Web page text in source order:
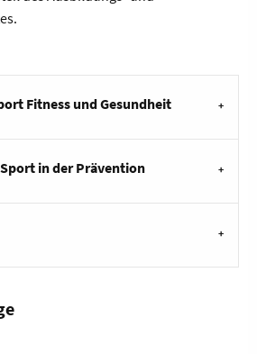
Fitness und Gesundheit
in der Prävention